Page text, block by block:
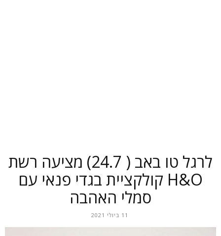
לרגל טו באב ( 24.7) מציעה רשת
H&O קולקציית בגדי פנאי עם
סמלי האהבה
11 ביולי 2021